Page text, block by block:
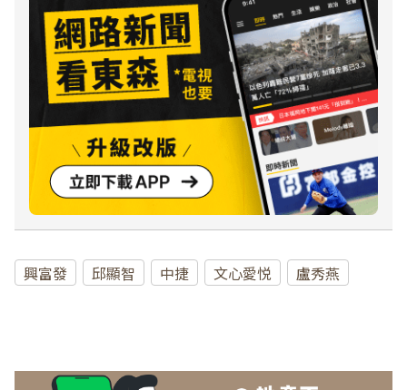
興富發 邱顯智 中捷 文心愛悦 盧秀燕